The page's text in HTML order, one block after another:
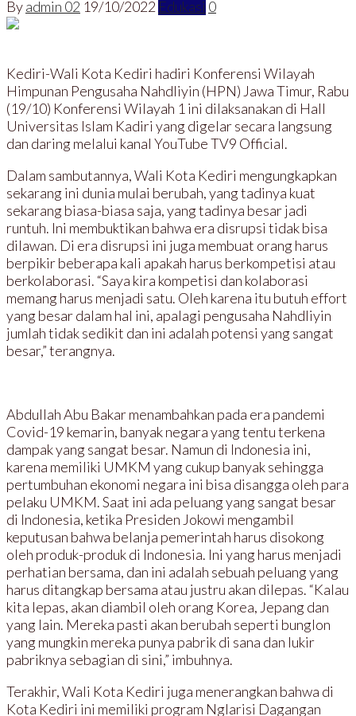
Byadmin 02 19/10/2022 Edukasi 0
Kediri-Wali Kota Kediri hadiri Konferensi Wilayah
Himpunan Pengusaha Nahdliyin (HPN) Jawa Timur, Rabu
(19/10) Konferensi Wilayah 1 ini dilaksanakan di Hall
Universitas Islam Kadiri yang digelar secara langsung
dan daring melalui kanal YouTube TV9 Official.
Dalam sambutannya, Wali Kota Kediri mengungkapkan
sekarang ini dunia mulai berubah, yang tadinya kuat
sekarang biasa-biasa saja, yang tadinya besar jadi
runtuh. Ini membuktikan bahwa era disrupsi tidak bisa
dilawan. Di era disrupsi ini juga membuat orang harus
berpikir beberapa kali apakah harus berkompetisi atau
berkolaborasi. “Saya kira kompetisi dan kolaborasi
memang harus menjadi satu. Oleh karena itu butuh effort
yang besar dalam hal ini, apalagi pengusaha Nahdliyin
jumlah tidak sedikit dan ini adalah potensi yang sangat
besar,” terangnya.
Abdullah Abu Bakar menambahkan pada era pandemi
Covid-19 kemarin, banyak negara yang tentu terkena
dampak yang sangat besar. Namun di Indonesia ini,
karena memiliki UMKM yang cukup banyak sehingga
pertumbuhan ekonomi negara ini bisa disangga oleh para
pelaku UMKM. Saat ini ada peluang yang sangat besar
di Indonesia, ketika Presiden Jokowi mengambil
keputusan bahwa belanja pemerintah harus disokong
oleh produk-produk di Indonesia. Ini yang harus menjadi
perhatian bersama, dan ini adalah sebuah peluang yang
harus ditangkap bersama atau justru akan dilepas. “Kalau
kita lepas, akan diambil oleh orang Korea, Jepang dan
yang lain. Mereka pasti akan berubah seperti bunglon
yang mungkin mereka punya pabrik di sana dan lukir
pabriknya sebagian di sini,” imbuhnya.
Terakhir, Wali Kota Kediri juga menerangkan bahwa di
Kota Kediri ini memiliki program Nglarisi Dagangan